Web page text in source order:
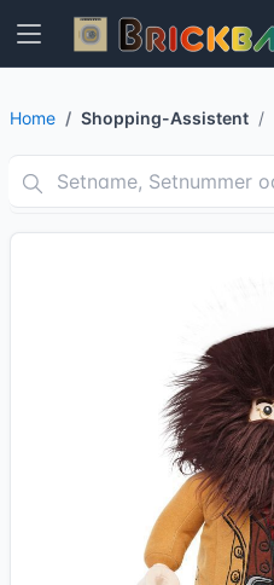
Home Shopping-Assistent